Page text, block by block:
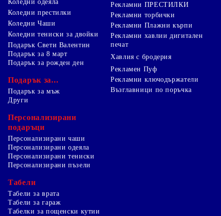
Коледни одеяла
Коледни престилки
Коледни Чаши
Коледни тениски за двойки
Подарък Свети Валентин
Подарък за 8 март
Подарък за рожден ден
Подарък за...
Подарък за мъж
Рекламни ПРЕСТИЛКИ
Рекламни торбички
Рекламни Плажни кърпи
Рекламни хавлии дигитален
печат
Хавлия с бродерия
Рекламен Пуф
Рекламни ключодържатели
Възглавници по поръчка
Други
Персонализирани
подаръци
Персонализирани чаши
Персонализирани одеяла
Персонализирани тениски
Персонализирани пъзели
Табели
Табели за врата
Табели за гараж
Табелки за пощенски кутии